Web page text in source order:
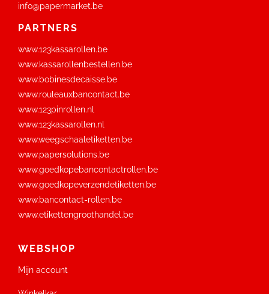
info@papermarket.be
PARTNERS
www.123kassarollen.be
www.kassarollenbestellen.be
www.bobinesdecaisse.be
www.rouleauxbancontact.be
www.123pinrollen.nl
www.123kassarollen.nl
www.weegschaaletiketten.be
www.papersolutions.be
www.goedkopebancontactrollen.be
www.goedkopeverzendetiketten.be
www.bancontact-rollen.be
www.etikettengroothandel.be
WEBSHOP
Mijn account